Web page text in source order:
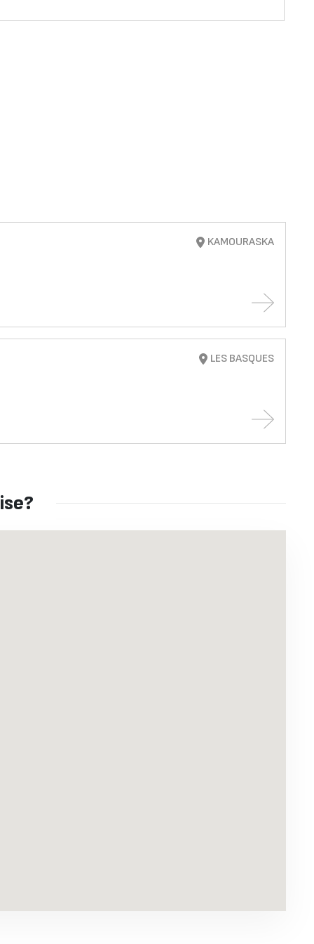
KAMOURASKA
LES BASQUES